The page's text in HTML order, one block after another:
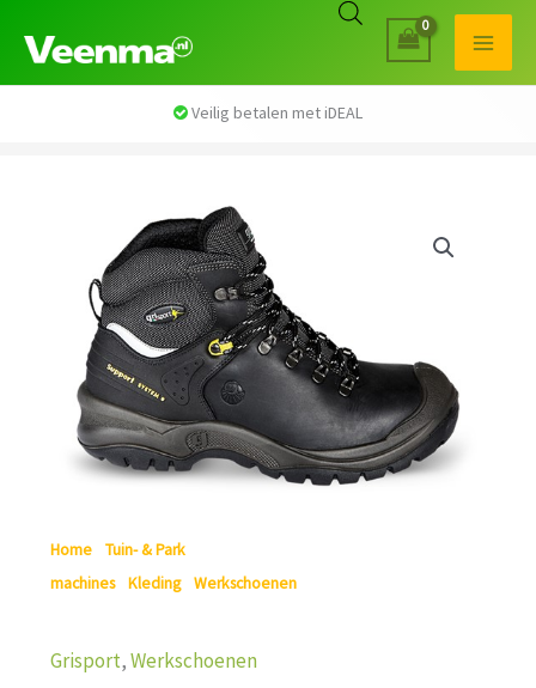
Home
Tuin- & Park
machines/ Kleding/ Werkschoenen
Grisport,Werkschoenen
Veilig betalen met iDEAL